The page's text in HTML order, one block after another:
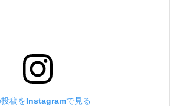
投稿をInstagramで見る